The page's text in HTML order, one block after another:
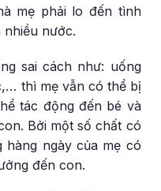
mẹ phải lo đến tình
nhiều nước.
sai cách như: uống
thì mẹ vẫn có thể bị
tác động đến bé và
Bởi một số chất có
ngày của mẹ có
đến con.